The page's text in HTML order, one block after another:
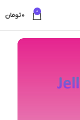
0
0تومان